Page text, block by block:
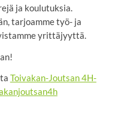
ja koulutuksia.
tarjoamme työ- ja
yrittäjyyttä.
Toivakan-Joutsan 4H-